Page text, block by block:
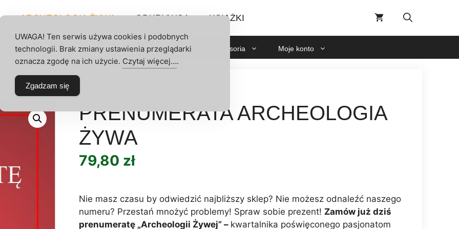
ARCHEOLOGIA ŻYWA ODKRYWCA KSIĄŻKI
Archeologia Żywa Odkrywca Akcesoria Moje konto
Archeologia Żywa
PRENUMERATA ARCHEOLOGIA
ŻYWA
79,80 zł
Nie masz czasu by odwiedzić najbliższy sklep? Nie możesz odnaleźć naszego
numeru? Przestań mnożyć problemy! Spraw sobie prezent! Zamów już dziś
prenumeratę „Archeologii Żywej” – kwartalnika poświęconego pasjonatom
UWAGA! Ten serwis używa cookies i podobnych
technologii. Brak zmiany ustawienia przeglądarki
oznacza zgodę na ich użycie. Czytaj więcej….
Zgadzam się